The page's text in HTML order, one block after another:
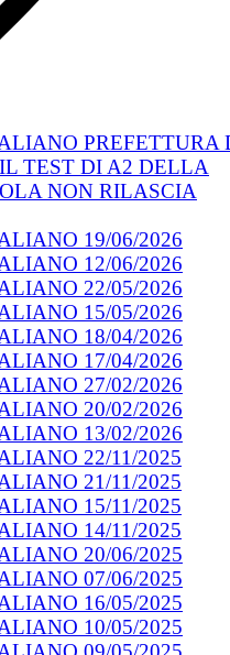
PREFETTURA
TEST DI A2 DELLA
NON RILASCIA
19/06/2026
12/06/2026
22/05/2026
15/05/2026
18/04/2026
17/04/2026
27/02/2026
20/02/2026
13/02/2026
22/11/2025
21/11/2025
15/11/2025
14/11/2025
20/06/2025
07/06/2025
16/05/2025
10/05/2025